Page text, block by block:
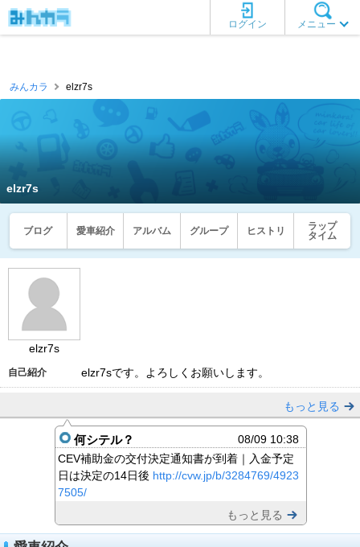
メニュー
ログイン
みんカラ elzr7s
elzr7s
ブログ 愛車紹介 アルバム グループ ヒストリ
ラップ
タイム
elzr7s
自己紹介 elzr7sです。よろしくお願いします。
もっと見る
何シテル？
08/09 10:38
CEV補助金の交付決定通知書が到着｜入金予定
日は決定の14日後 http://cvw.jp/b/3284769/4923
7505/
もっと見る